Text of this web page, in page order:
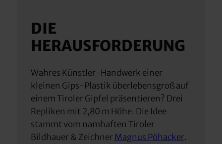
DIE
HERAUSFORDERUNG
Wahres Künstler-Handwerk einer
kleinen Gips-Plastik überlebensgroß auf
einem Tiroler Gipfel präsentieren? Drei
Repliken mit 2,80 m Höhe. Die Idee
stammt vom namhaften Tiroler
Bildhauer & Zeichner Magnus Pöhacker.